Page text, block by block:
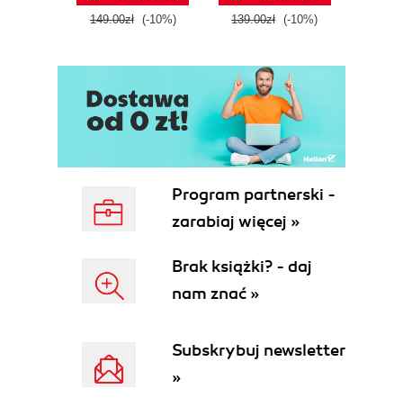
149.00zł (-10%) 139.00zł (-10%)
Program partnerski -
zarabiaj więcej »
Brak książki? - daj
nam znać »
Subskrybuj newsletter
»